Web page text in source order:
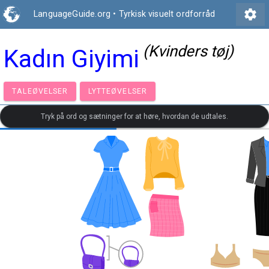
LanguageGuide.org • Tyrkisk visuelt ordforråd settings
Kadın Giyimi (Kvinders tøj)
TALEØVELSER LYTTEØVELSER
Tryk på ord og sætninger for at høre, hvordan de udtales.